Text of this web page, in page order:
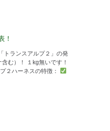
！
トランスアルプ２」の発
む）！ １kg無いです！
２ハーネスの特徴：